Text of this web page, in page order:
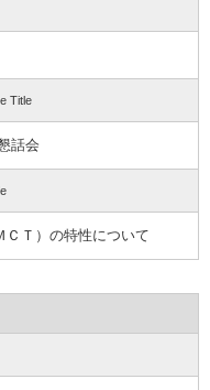
Title
話会
ＣＴ）の特性について